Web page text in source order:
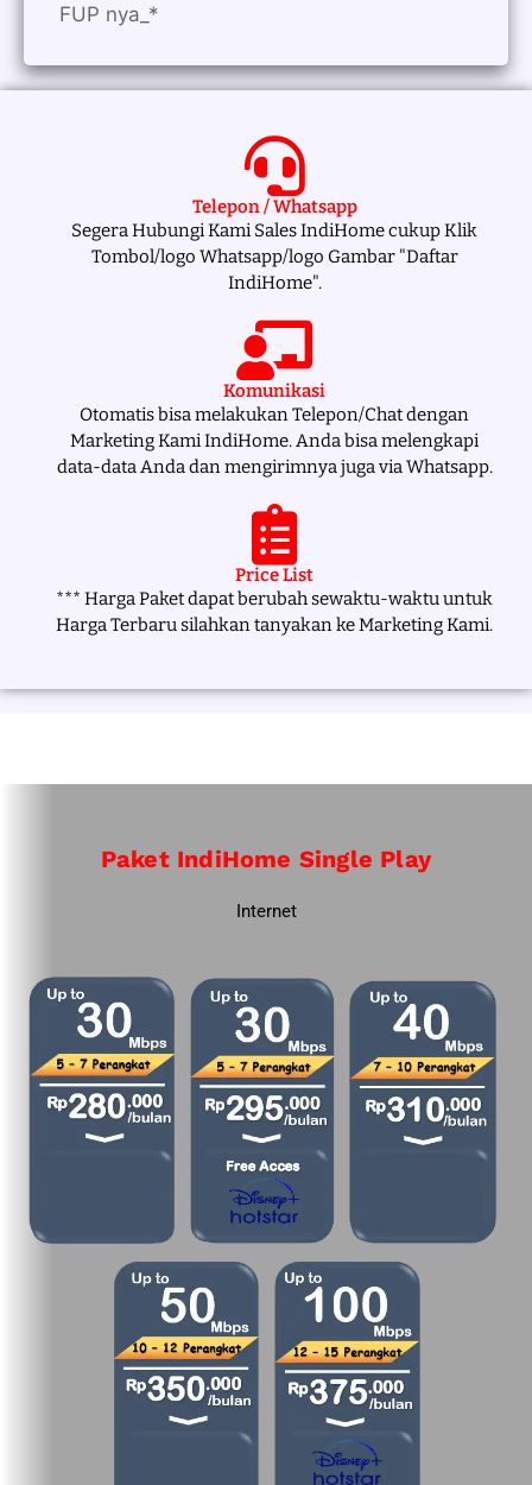
FUP nya_*
Telepon / Whatsapp
Segera Hubungi Kami Sales IndiHome cukup Klik
Tombol/logo Whatsapp/logo Gambar "Daftar
IndiHome".
Komunikasi
Otomatis bisa melakukan Telepon/Chat dengan
Marketing Kami IndiHome. Anda bisa melengkapi
data-data Anda dan mengirimnya juga via Whatsapp.
Price List
*** Harga Paket dapat berubah sewaktu-waktu untuk
Harga Terbaru silahkan tanyakan ke Marketing Kami.
Paket IndiHome Single Play
Internet